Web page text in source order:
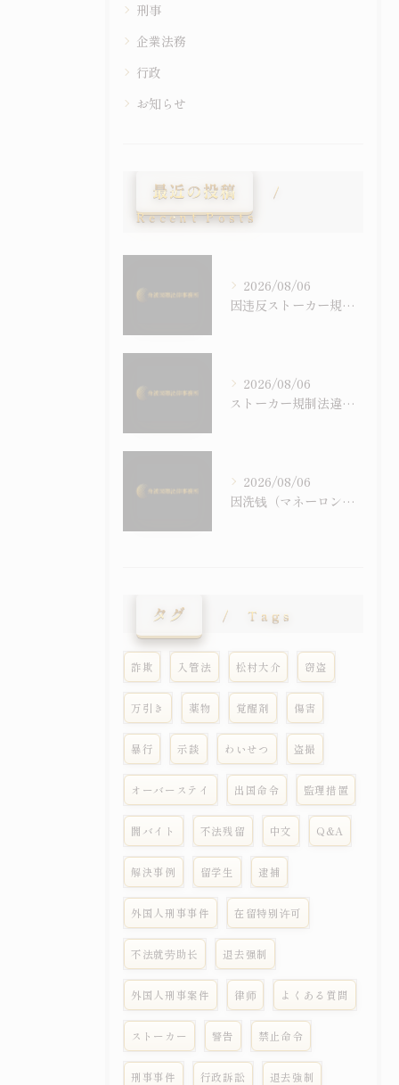
刑事
企業法務
行政
お知らせ
最近の投稿
Recent Posts
2026/08/06
因违反ストーカー規制法（跟踪骚扰）被逮捕后会怎样——程序流程、刑罚与通过示谈争取不起诉
2026/08/06
ストーカー規制法違反で逮捕されたらどうなる？逮捕後の流れ・罰則・示談による不起訴の可能性
2026/08/06
因洗钱（マネーロンダリング）・地下钱庄被逮捕时——犯罪收益相关犯罪与外国人的在留风险
タグ Tags
詐欺 入管法 松村大介 窃盗
万引き 薬物 覚醒剤 傷害
暴行 示談 わいせつ 盗撮
オーバーステイ 出国命令 監理措置
闇バイト 不法残留 中文 Q&A
解決事例 留学生 逮捕
外国人刑事事件 在留特别许可
不法就劳助长 退去强制
外国人刑事案件 律师 よくある質問
ストーカー 警告 禁止命令
刑事事件 行政訴訟 退去強制